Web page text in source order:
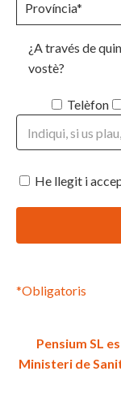
¿A través de
vostè?
Telèfon
He llegit i
*Obligatoris
Pensium SL
Ministeri de